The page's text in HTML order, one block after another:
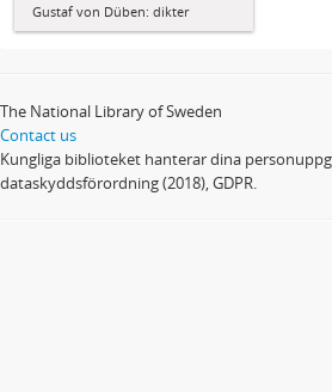
Gustaf von Düben: dikter
The National Library of Sweden
Contact us
Kungliga biblioteket hanterar dina
dataskyddsförordning (2018), GDPR.